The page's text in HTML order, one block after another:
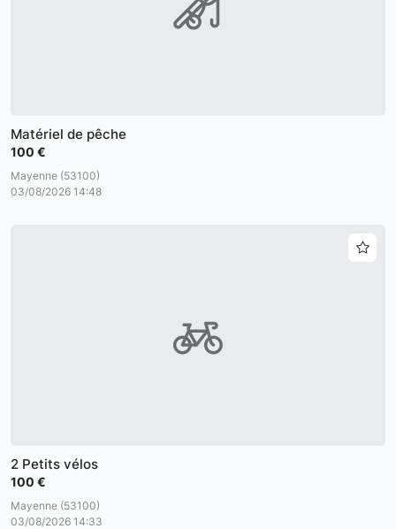
Matériel de pêche
100 €
Mayenne (53100)
03/08/2026 14:48
2 Petits vélos
100 €
Mayenne (53100)
03/08/2026 14:33